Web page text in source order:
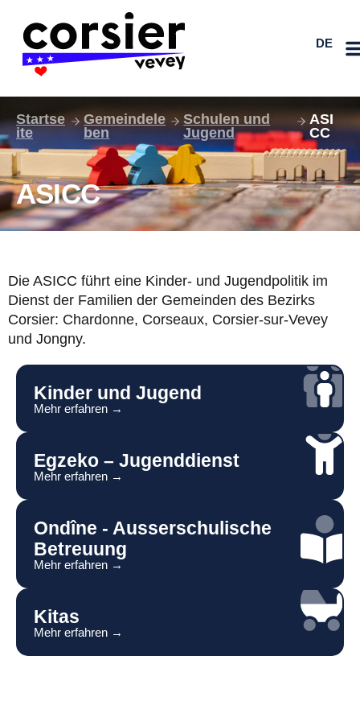
Inhalt
springen
DE
EN
Startse
ite
Gemeindele
ben
Schulen und
Jugend
ASI
CC
ASICC
Die ASICC führt eine Kinder- und Jugendpolitik im
Dienst der Familien der Gemeinden des Bezirks
Corsier: Chardonne, Corseaux, Corsier-sur-Vevey
und Jongny.
Kinder und Jugend
Mehr erfahren →
Egzeko – Jugenddienst
Mehr erfahren →
Ondîne - Ausserschulische
Betreuung
Mehr erfahren →
Kitas
Mehr erfahren →